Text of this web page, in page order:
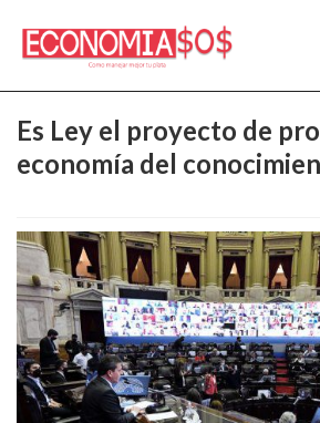
Es Ley el proyecto de
economía del